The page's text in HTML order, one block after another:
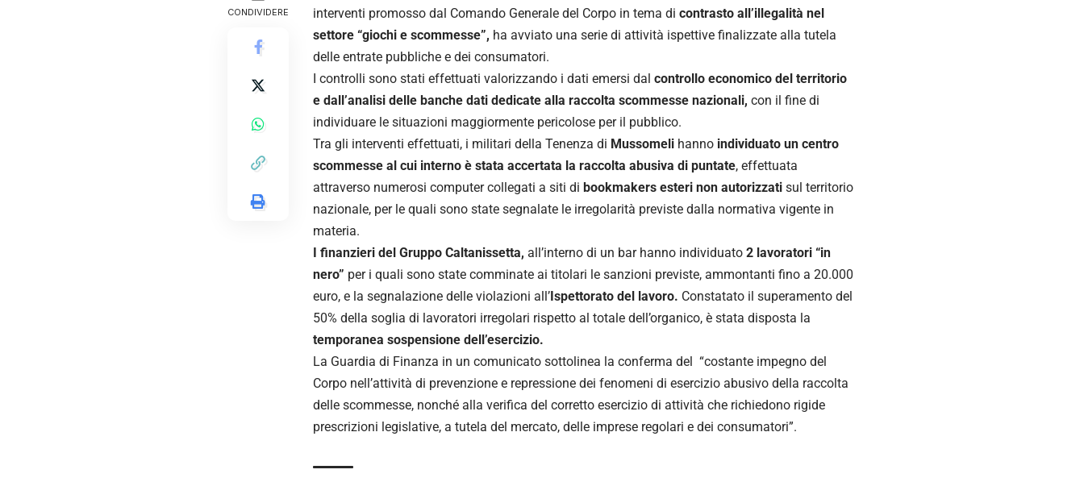
CONDIVIDERE
interventi promosso dal Comando Generale del Corpo in tema di contrasto all’illegalità nel
settore “giochi e scommesse”, ha avviato una serie di attività ispettive finalizzate alla tutela
delle entrate pubbliche e dei consumatori.
I controlli sono stati effettuati valorizzando i dati emersi dal controllo economico del territorio
e dall’analisi delle banche dati dedicate alla raccolta scommesse nazionali, con il fine di
individuare le situazioni maggiormente pericolose per il pubblico.
Tra gli interventi effettuati, i militari della Tenenza di Mussomeli hanno individuato un centro
scommesse al cui interno è stata accertata la raccolta abusiva di puntate, effettuata
attraverso numerosi computer collegati a siti di bookmakers esteri non autorizzati sul territorio
nazionale, per le quali sono state segnalate le irregolarità previste dalla normativa vigente in
materia.
I finanzieri del Gruppo Caltanissetta, all’interno di un bar hanno individuato 2 lavoratori “in
nero” per i quali sono state comminate ai titolari le sanzioni previste, ammontanti fino a 20.000
euro, e la segnalazione delle violazioni all’Ispettorato del lavoro. Constatato il superamento del
50% della soglia di lavoratori irregolari rispetto al totale dell’organico, è stata disposta la
temporanea sospensione dell’esercizio.
La Guardia di Finanza in un comunicato sottolinea la conferma del “costante impegno del
Corpo nell’attività di prevenzione e repressione dei fenomeni di esercizio abusivo della raccolta
delle scommesse, nonché alla verifica del corretto esercizio di attività che richiedono rigide
prescrizioni legislative, a tutela del mercato, delle imprese regolari e dei consumatori”.